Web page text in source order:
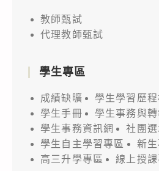
教師甄試
代理教師甄試
學生專區
成績缺曠
學生學習歷
學生手冊
學生事務與
學生事務資訊網
社團
學生自主學習專區
新生
高三升學專區
線上授課